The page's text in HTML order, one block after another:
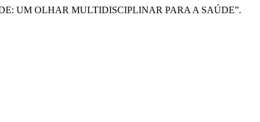
UM OLHAR MULTIDISCIPLINAR PARA A SAÚDE”.